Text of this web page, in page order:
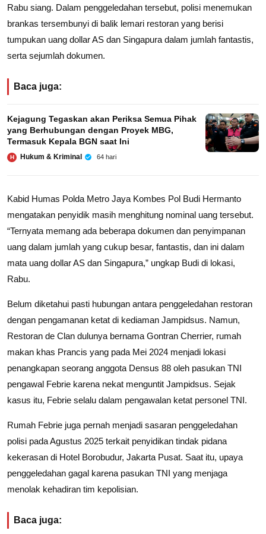
Rabu siang. Dalam penggeledahan tersebut, polisi menemukan
brankas tersembunyi di balik lemari restoran yang berisi
tumpukan uang dollar AS dan Singapura dalam jumlah fantastis,
serta sejumlah dokumen.
Baca juga:
Kejagung Tegaskan akan Periksa Semua Pihak
yang Berhubungan dengan Proyek MBG,
Termasuk Kepala BGN saat Ini
H Hukum & Kriminal 64 hari
Kabid Humas Polda Metro Jaya Kombes Pol Budi Hermanto
mengatakan penyidik masih menghitung nominal uang tersebut.
“Ternyata memang ada beberapa dokumen dan penyimpanan
uang dalam jumlah yang cukup besar, fantastis, dan ini dalam
mata uang dollar AS dan Singapura,” ungkap Budi di lokasi,
Rabu.
Belum diketahui pasti hubungan antara penggeledahan restoran
dengan pengamanan ketat di kediaman Jampidsus. Namun,
Restoran de Clan dulunya bernama Gontran Cherrier, rumah
makan khas Prancis yang pada Mei 2024 menjadi lokasi
penangkapan seorang anggota Densus 88 oleh pasukan TNI
pengawal Febrie karena nekat menguntit Jampidsus. Sejak
kasus itu, Febrie selalu dalam pengawalan ketat personel TNI.
Rumah Febrie juga pernah menjadi sasaran penggeledahan
polisi pada Agustus 2025 terkait penyidikan tindak pidana
kekerasan di Hotel Borobudur, Jakarta Pusat. Saat itu, upaya
penggeledahan gagal karena pasukan TNI yang menjaga
menolak kehadiran tim kepolisian.
Baca juga: